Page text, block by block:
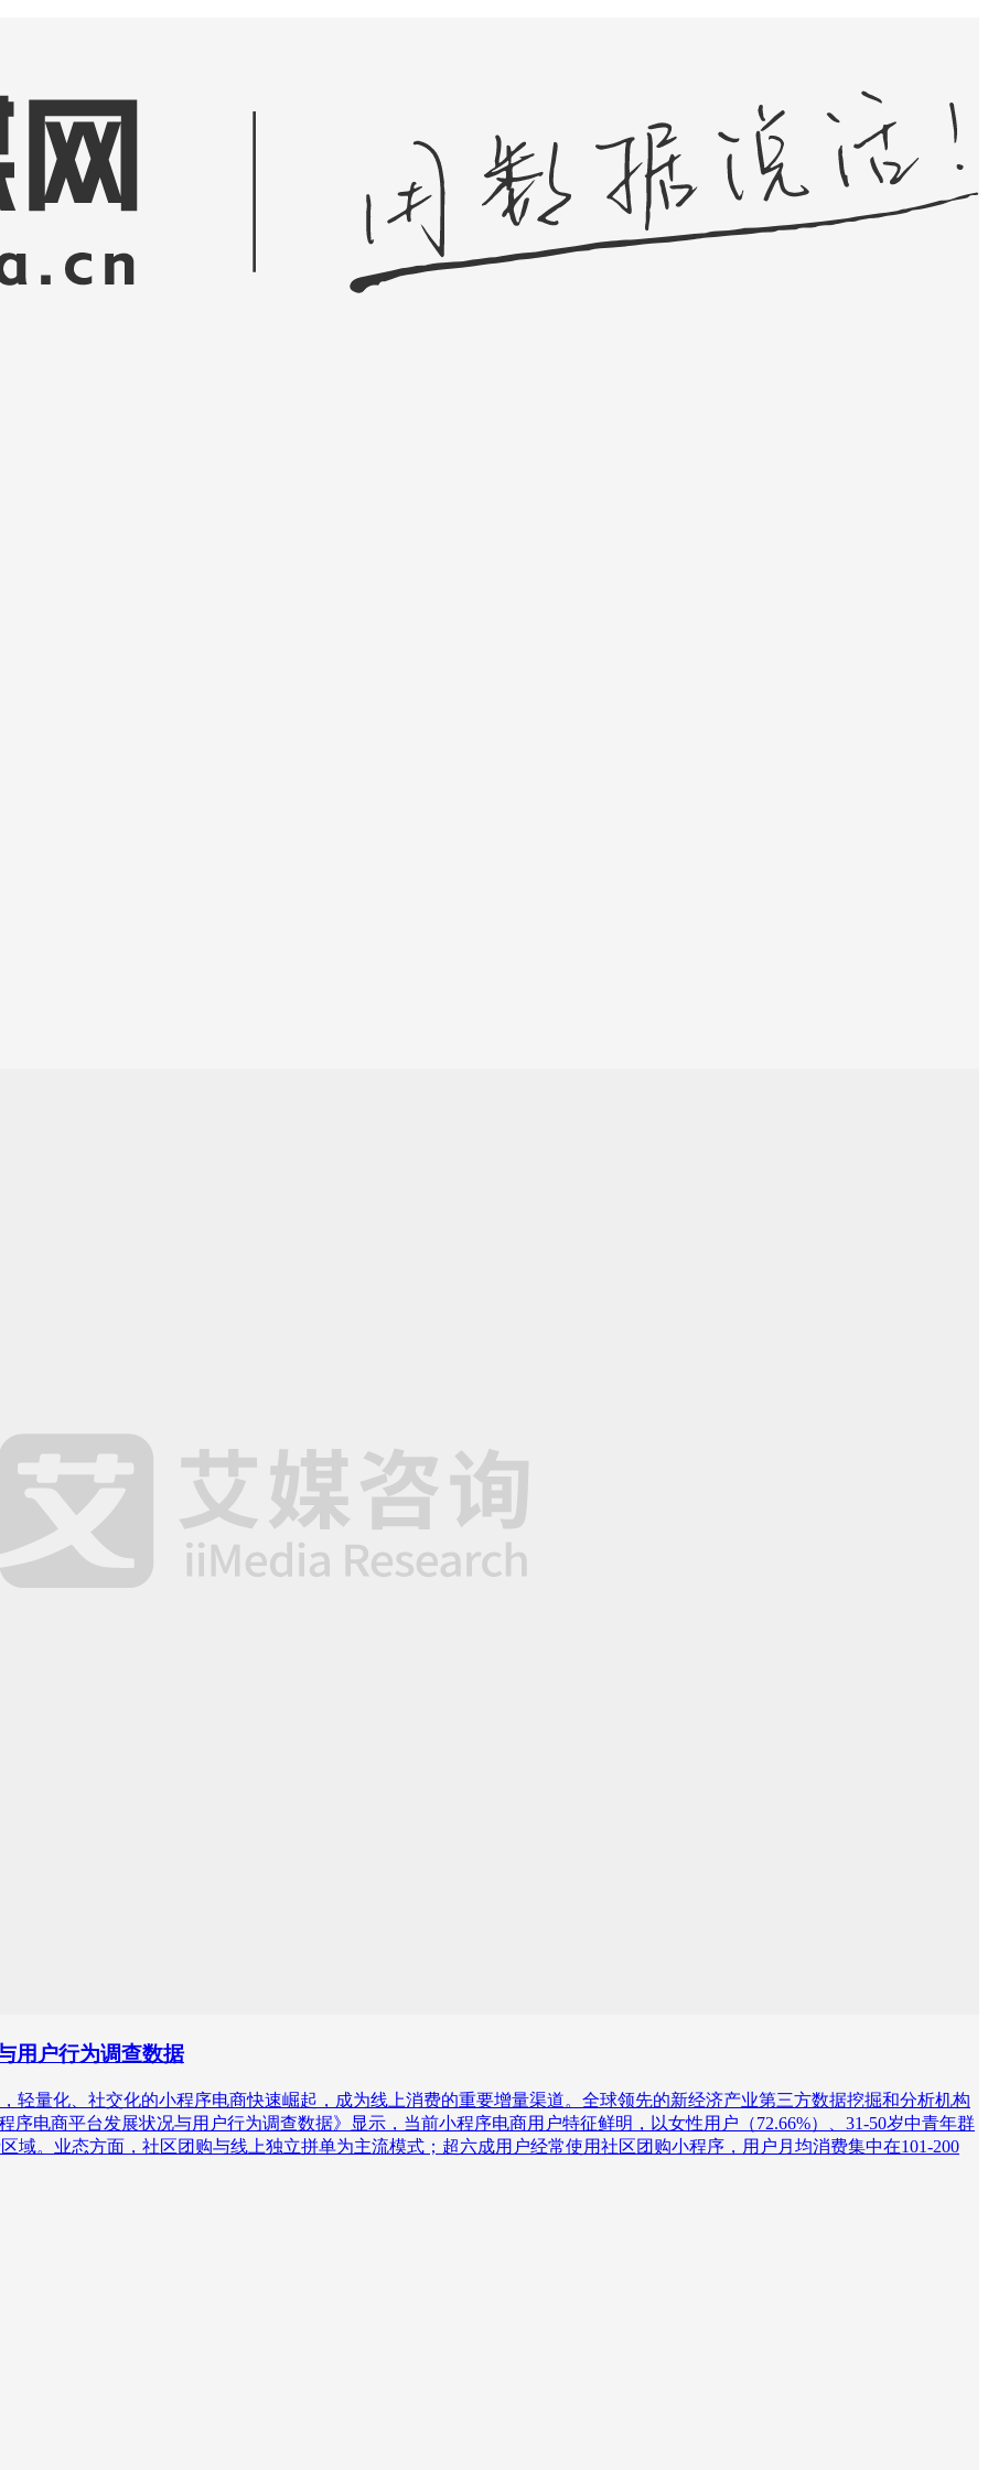
用户行为调查数据
轻量化、社交化的小程序电商快速崛起，成为线上消费的重要增量渠道。全球领先的新经济产业第三方数据挖掘和分析机构
序电商平台发展状况与用户行为调查数据》显示，当前小程序电商用户特征鲜明，以女性用户（72.66%）、31-50岁中青年群
域。业态方面，社区团购与线上独立拼单为主流模式；超六成用户经常使用社区团购小程序，用户月均消费集中在101-200